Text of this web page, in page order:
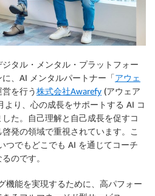
ジタル・メンタル・プラットフォー
、AI メンタルパートナー「アウェ
を行う株式会社Awarefy (アウェア
より、心の成長をサポートする AI コ
た。自己理解と自己成長を促すコ
発の領域で重視されています。こ
つでもどこでも AI を通じてコーチ
のです。
機能を実現するために、高パフォー